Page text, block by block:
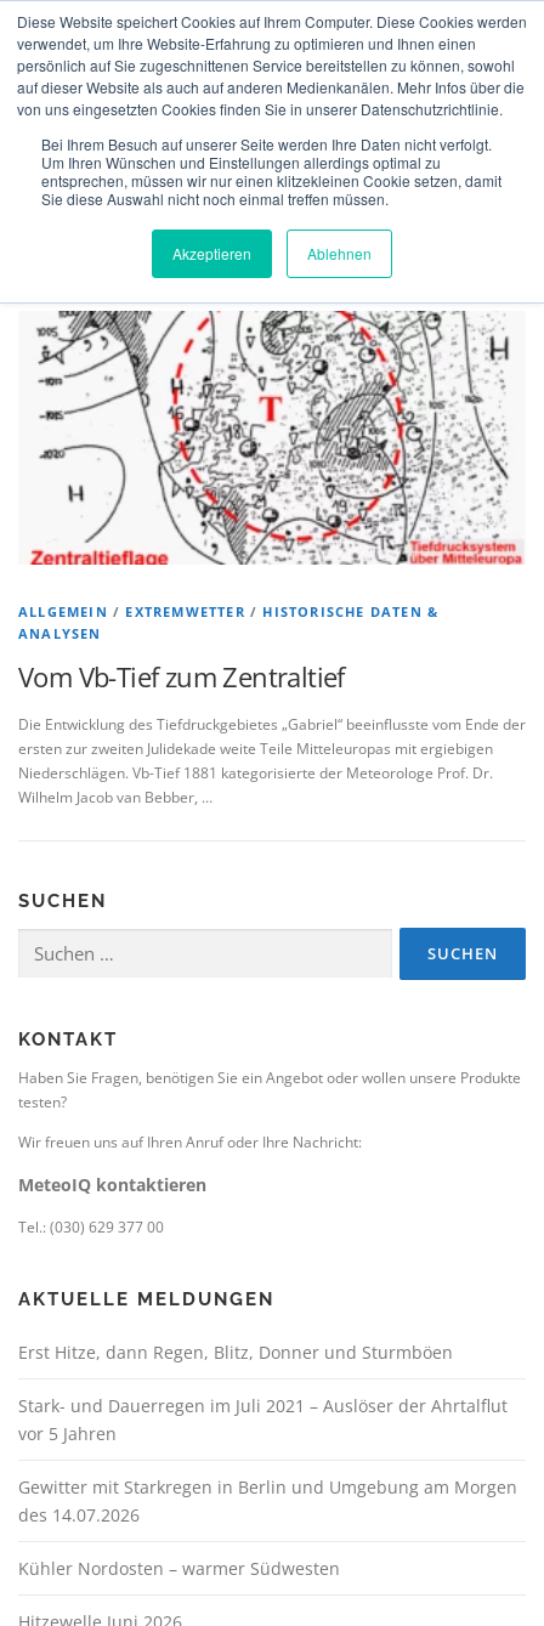
Diese Website speichert Cookies auf Ihrem Computer. Diese Cookies werden
verwendet, um Ihre Website-Erfahrung zu optimieren und Ihnen einen
persönlich auf Sie zugeschnittenen Service bereitstellen zu können, sowohl
auf dieser Website als auch auf anderen Medienkanälen. Mehr Infos über die
von uns eingesetzten Cookies finden Sie in unserer Datenschutzrichtlinie.
Bei Ihrem Besuch auf unserer Seite werden Ihre Daten nicht verfolgt.
Um Ihren Wünschen und Einstellungen allerdings optimal zu
entsprechen, müssen wir nur einen klitzekleinen Cookie setzen, damit
Sie diese Auswahl nicht noch einmal treffen müssen.
Akzeptieren Ablehnen
Inhalt
springen
ÜBER UNS VERSICHERUNGEN VERIFIKATION
TECHNOLGIE TEAM NEWS KONTAKT
DEUTSCH
SCHLAGWORT:ZENTRALTIEF
Neuigkeiten >Zentraltief
ALLGEMEIN / EXTREMWETTER / HISTORISCHE DATEN &
ANALYSEN
Vom Vb-Tief zum Zentraltief
Die Entwicklung des Tiefdruckgebietes „Gabriel“ beeinflusste vom Ende der
ersten zur zweiten Julidekade weite Teile Mitteleuropas mit ergiebigen
Niederschlägen. Vb-Tief 1881 kategorisierte der Meteorologe Prof. Dr.
Wilhelm Jacob van Bebber, …
SUCHEN
nach:
KONTAKT
Haben Sie Fragen, benötigen Sie ein Angebot oder wollen unsere Produkte
testen?
Wir freuen uns auf Ihren Anruf oder Ihre Nachricht:
MeteoIQ kontaktieren
Tel.: (030) 629 377 00
AKTUELLE MELDUNGEN
Erst Hitze, dann Regen, Blitz, Donner und Sturmböen
Stark- und Dauerregen im Juli 2021 – Auslöser der Ahrtalflut
vor 5 Jahren
Gewitter mit Starkregen in Berlin und Umgebung am Morgen
des 14.07.2026
Kühler Nordosten – warmer Südwesten
Hitzewelle Juni 2026